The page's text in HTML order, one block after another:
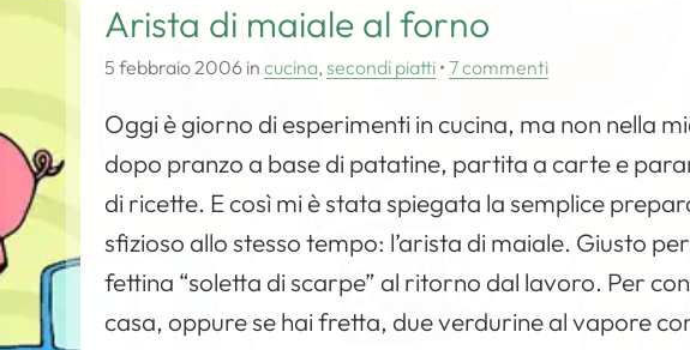
Arista di maiale al forno
5 febbraio 2006 incucina,secondi piatti • 7 commenti
Oggi è giorno di esperimenti in cucina, ma non nella
dopo pranzo a base di patatine, partita a carte e
di ricette. E così mi è stata spiegata la semplice
sfizioso allo stesso tempo: l’arista di maiale. Giusto
fettina “soletta di scarpe” al ritorno dal lavoro. Per
casa, oppure se hai fretta, due verdurine al vapore